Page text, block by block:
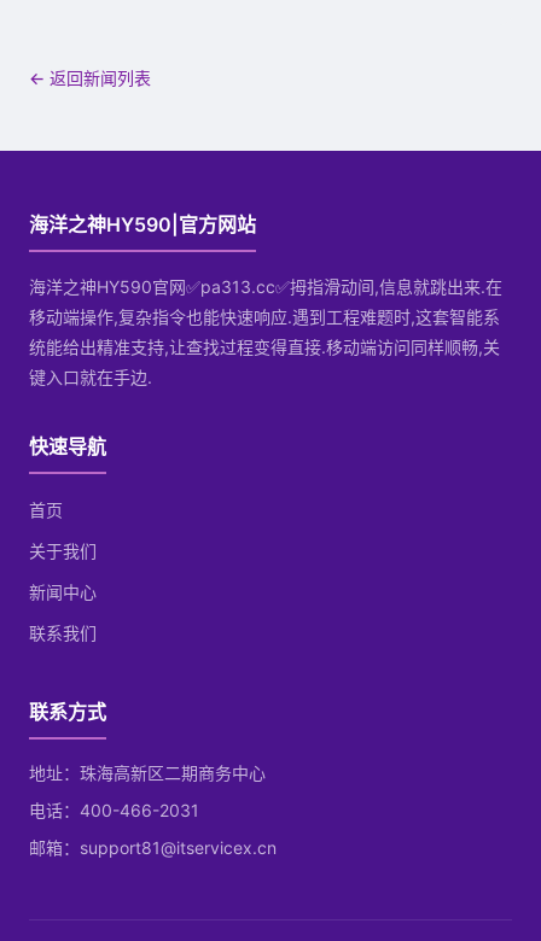
← 返回新闻列表
海洋之神HY590|官方网站
海洋之神HY590官网✅pa313.cc✅拇指滑动间,信息就跳出来.在
移动端操作,复杂指令也能快速响应.遇到工程难题时,这套智能系
统能给出精准支持,让查找过程变得直接.移动端访问同样顺畅,关
键入口就在手边.
快速导航
首页
关于我们
新闻中心
联系我们
联系方式
地址：珠海高新区二期商务中心
电话：400-466-2031
邮箱：support81@itservicex.cn